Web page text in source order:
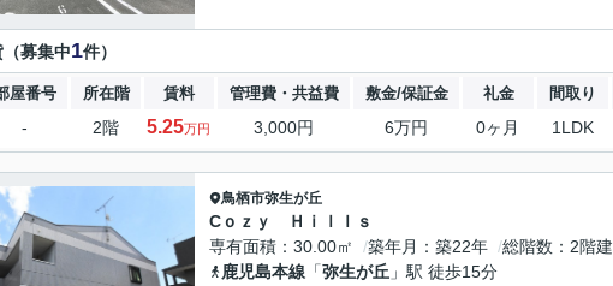
募集中1件）
屋番号 所在階 賃料 管理費・共益費 敷金/保証金 礼金 間取り
- 2階 5.25万円 3,000円 6万円 0ヶ月 1LDK
鳥栖市弥生が丘
Cｏｚｙ Ｈｉｌｌｓ
専有面積
30.00㎡ 築年月 築22年 総階数 2階建
鹿児島本線 「弥生が丘 」駅 徒歩15分